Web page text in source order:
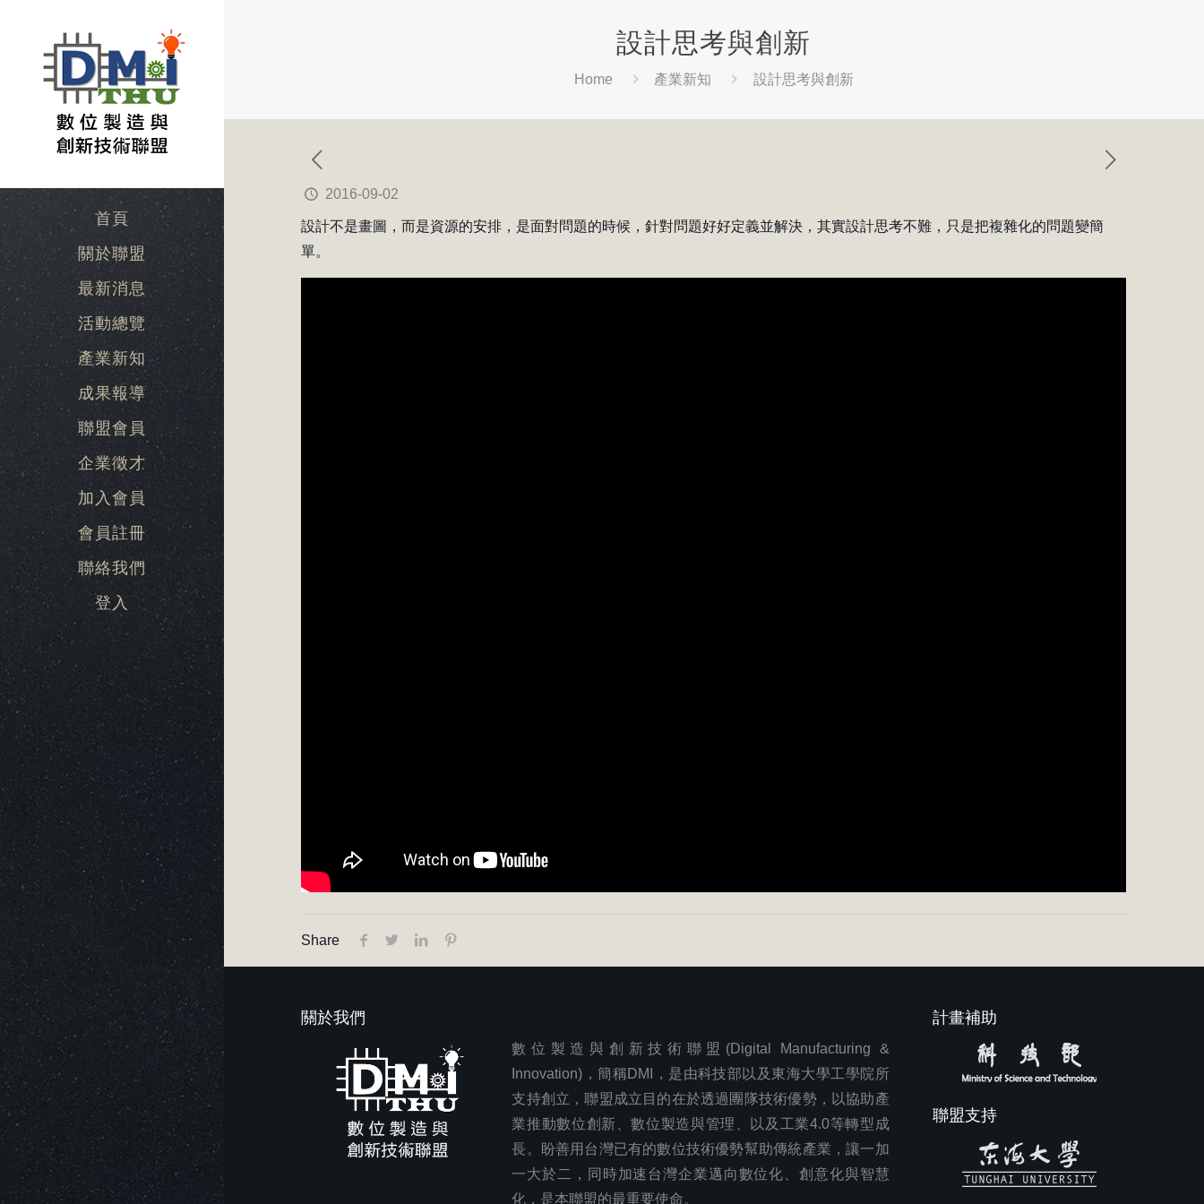
首頁
關於聯盟
最新消息
活動總覽
產業新知
成果報導
聯盟會員
企業徵才
加入會員
會員註冊
聯絡我們
登入
設計思考與創新
Home 產業新知 設計思考與創新
2016-09-02
設計不是畫圖，而是資源的安排，是面對問題的時候，針對問題好好定義並解決，其實設計思考不難，只是把複雜化的問題變簡
單。
Share
關於我們
數位製造與創新技術聯盟(Digital Manufacturing &
Innovation)，簡稱DMI，是由科技部以及東海大學工學院所
支持創立，聯盟成立目的在於透過團隊技術優勢，以協助產
業推動數位創新、數位製造與管理、以及工業4.0等轉型成
長。盼善用台灣已有的數位技術優勢幫助傳統產業，讓一加
一大於二，同時加速台灣企業邁向數位化、創意化與智慧
化，是本聯盟的最重要使命。
計畫補助
聯盟支持